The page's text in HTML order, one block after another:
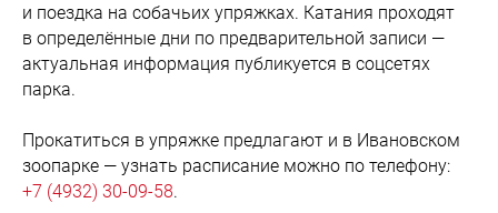
и поездка на собачьих упряжках. Катания проходят
в определённые дни по предварительной записи —
актуальная информация публикуется в соцсетях
парка.
Прокатиться в упряжке предлагают и в Ивановском
зоопарке — узнать расписание можно по телефону:
+7 (4932) 30-09-58.